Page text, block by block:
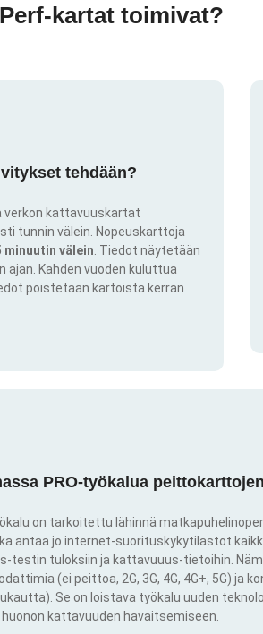
kartat toimivat?
tehdään?
verkon kattavuuskartat
tunnin välein. Nopeuskarttoja
minuutin välein . Tiedot näytetään
ajan. Kahden vuoden kuluttua
poistetaan kartoista kerran
PRO-työkalua
on tarkoitettu lähinnä
antaa jo internet-suorituskykytilastot
testin tuloksiin ja kattavuuus-tietoihin.
(ei peittoa, 2G, 3G, 4G, 4G+, 5G) ja
Se on loistava työkalu uuden
kattavuuden havaitsemiseen.